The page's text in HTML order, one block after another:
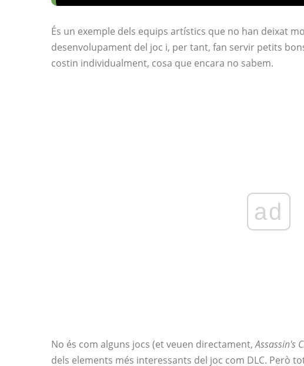
És un exemple dels equips artístics que no han deixat
desenvolupament del joc i, per tant, fan servir petits
costin individualment, cosa que encara no sabem.
ad
No és com alguns jocs (et veuen directament,Assassin's
dels elements més interessants del joc com DLC. Però